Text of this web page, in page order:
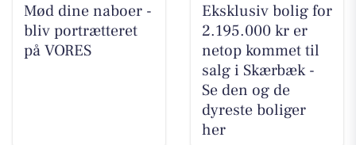
Mød dine naboer -
bliv portrætteret
på VORES
Eksklusiv bolig for
2.195.000 kr er
netop kommet til
salg i Skærbæk -
Se den og de
dyreste boliger
her